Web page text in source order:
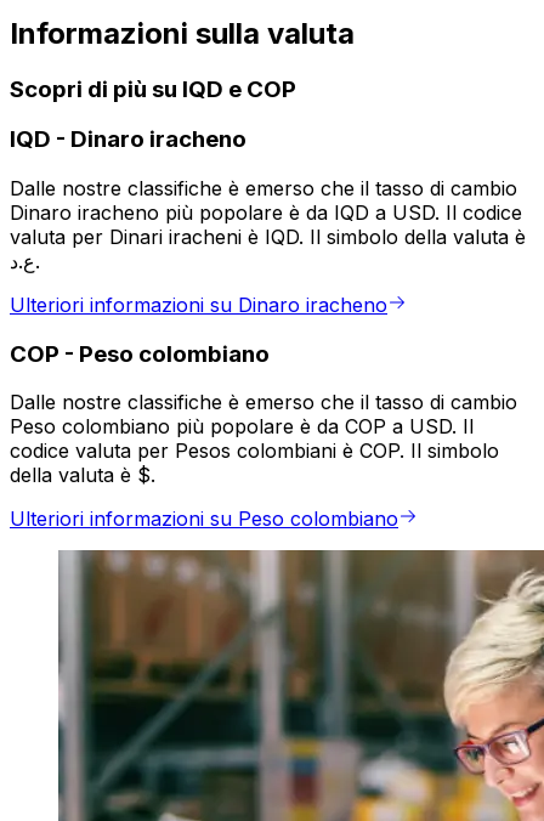
Informazioni sulla valuta
Scopri di più su IQD e COP
IQD - Dinaro iracheno
Dalle nostre classifiche è emerso che il tasso di cambio
Dinaro iracheno più popolare è da IQD a USD. Il codice
valuta per Dinari iracheni è IQD. Il simbolo della valuta è
ع.د.
Ulteriori informazioni su Dinaro iracheno
COP - Peso colombiano
Dalle nostre classifiche è emerso che il tasso di cambio
Peso colombiano più popolare è da COP a USD. Il
codice valuta per Pesos colombiani è COP. Il simbolo
della valuta è $.
Ulteriori informazioni su Peso colombiano